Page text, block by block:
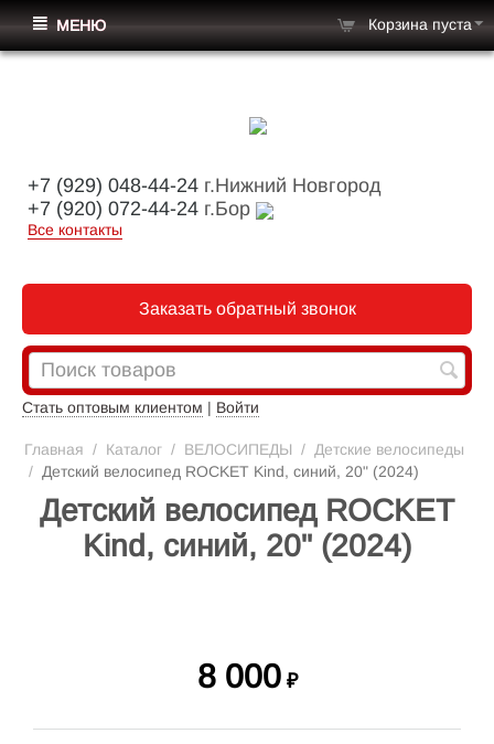
+7 (929) 048-44-24 г.Нижний Новгород
+7 (920) 072-44-24 г.Бор
Все контакты
Заказать обратный звонок
Стать оптовым клиентом | Войти
МЕНЮ Корзина пуста
Главная / Каталог / ВЕЛОСИПЕДЫ / Детские велосипеды
/ Детский велосипед ROCKET Kind, синий, 20" (2024)
Детский велосипед ROCKET
Kind, синий, 20" (2024)
8 000 ₽